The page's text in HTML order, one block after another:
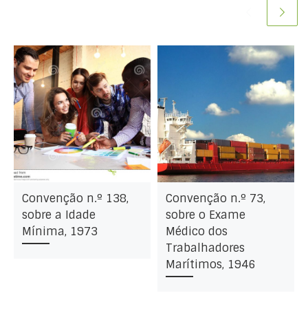
Convenção n.º 138,
sobre a Idade
Mínima, 1973
Convenção n.º 73,
sobre o Exame
Médico dos
Trabalhadores
Marítimos, 1946